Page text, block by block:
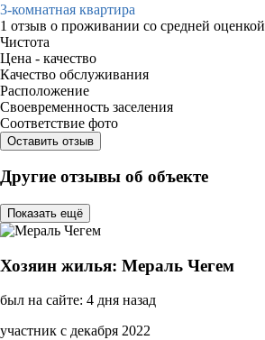
3-комнатная квартира
1 отзыв о проживании со средней оценкой
Чистота
Цена - качество
Качество обслуживания
Расположение
Своевременность заселения
Соответствие фото
Оставить отзыв
Другие отзывы об объекте
Показать ещё
Хозяин жилья: Мераль Чегем
был на сайте: 4 дня назад
участник с декабря 2022